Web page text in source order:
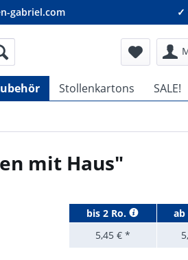
gabriel.com ✓
Stollenkartons SALE!
mit Haus"
bis2 Ro. ab
5,45 € *